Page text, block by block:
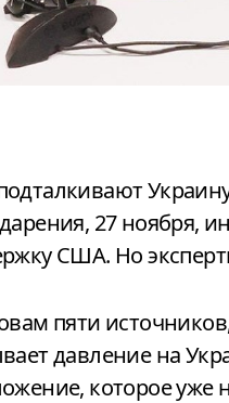
27 ноября,
США. Но
давление на
которое уже